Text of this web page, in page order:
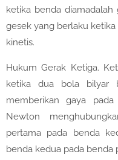
ketika benda diamadalah
gesek yang berlaku
kinetis.
Hukum Gerak Ketiga.
ketika dua bola bilyar
memberikan gaya
Newton
pertama pada benda
benda kedua pada benda